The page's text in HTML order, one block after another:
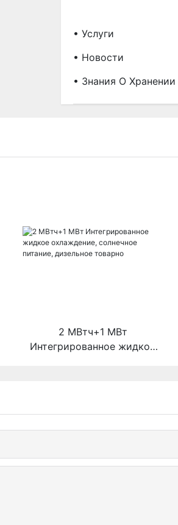
• Услуги
• Новости
• Знания О Хранении
2 МВтч+1 МВт
Интегрированное жидкое